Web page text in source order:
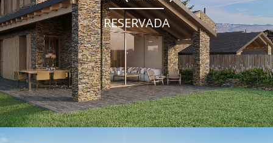
RESERVADA